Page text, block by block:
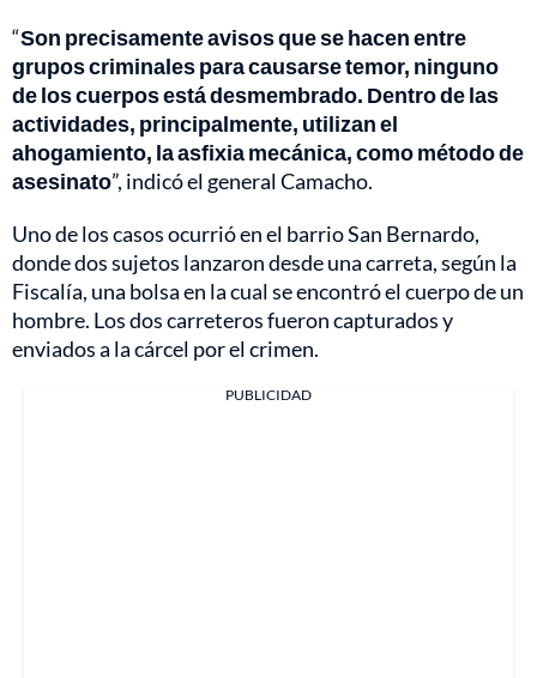
“Son precisamente avisos que se hacen entre
grupos criminales para causarse temor, ninguno
de los cuerpos está desmembrado. Dentro de las
actividades, principalmente, utilizan el
ahogamiento, la asfixia mecánica, como método de
asesinato”, indicó el general Camacho.
Uno de los casos ocurrió en el barrio San Bernardo,
donde dos sujetos lanzaron desde una carreta, según la
Fiscalía, una bolsa en la cual se encontró el cuerpo de un
hombre. Los dos carreteros fueron capturados y
enviados a la cárcel por el crimen.
PUBLICIDAD